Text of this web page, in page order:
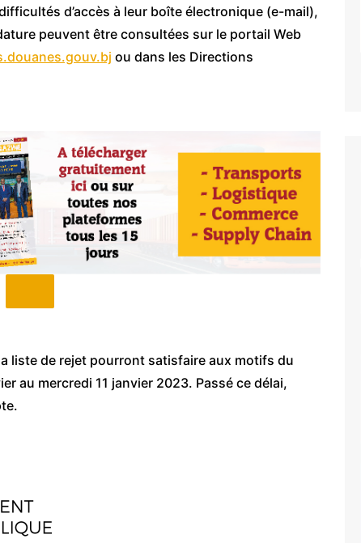
du
d’accès à leur boîte électronique (e-mail),
peuvent être consultées sur le portail Web
ou dans les Directions
liste de rejet pourront satisfaire aux motifs du
au mercredi 11 janvier 2023. Passé ce délai,